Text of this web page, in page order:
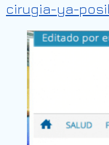
cirugia-ya-